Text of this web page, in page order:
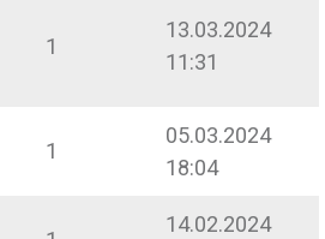
1
13.03.2024
11:31
1
05.03.2024
18:04
14.02.2024